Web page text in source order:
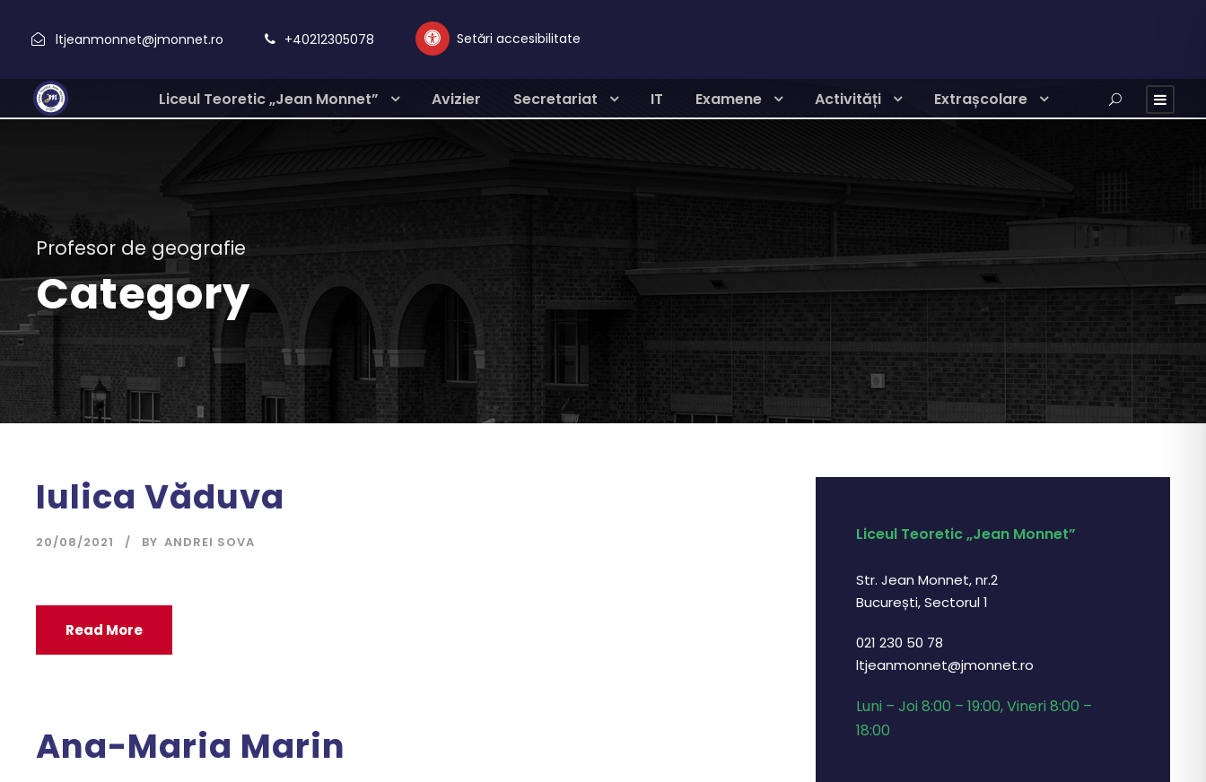
ltjeanmonnet@jmonnet.ro +40212305078 Setări accesibilitate
Liceul Teoretic „Jean Monnet” Avizier Secretariat IT Examene Activități Extrașcolare
Profesor de geografie
Category
Iulica Văduva
20/08/2021 BY ANDREI SOVA
Read More
Ana-Maria Marin
Liceul Teoretic „Jean Monnet”
Str. Jean Monnet, nr.2
București, Sectorul 1
021 230 50 78
ltjeanmonnet@jmonnet.ro
Luni – Joi 8:00 – 19:00, Vineri 8:00 –
18:00